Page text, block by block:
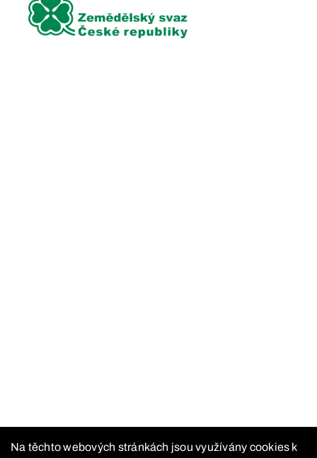
Na těchto webových stránkách jsou využívány cookies k